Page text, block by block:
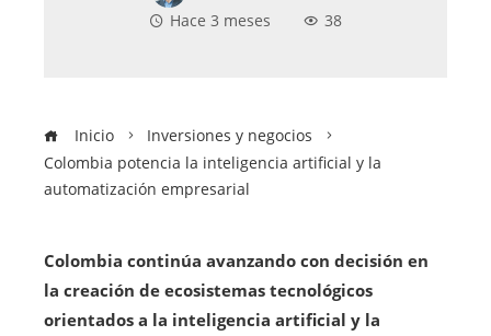
Hace 3 meses
38
Inicio
Inversiones y negocios
Colombia potencia la inteligencia artificial y la
automatización empresarial
Colombia continúa avanzando con decisión en
la creación de ecosistemas tecnológicos
orientados a la inteligencia artificial y la